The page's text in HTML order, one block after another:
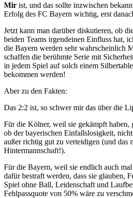
Mir ist, und das sollte inzwischen
Erfolg des FC Bayern wichtig, erst
Jetzt kann man darüber diskutieren, ob
beiden Teams irgendeinen Einfluss hat,
die Bayern werden sehr wahrscheinlich
schaffen die berühmte Serie mit
in jedem Spiel auf solch einem
bekommen werden!
Aber zu den Fakten:
Das 2:2 ist, so schwer mir das über die
Für die Kölner, weil sie gekämpft haben,
ob der bayerischen Einfallslosigkeit,
außer richtig gut zu verteidigen (und das
Hintermannschaft!).
Für die Bayern, weil sie endlich auch
dafür bestraft werden, dass sie glauben,
Spiel ohne Ball, Leidenschaft und
Fehlpassquote von 50% wäre zu